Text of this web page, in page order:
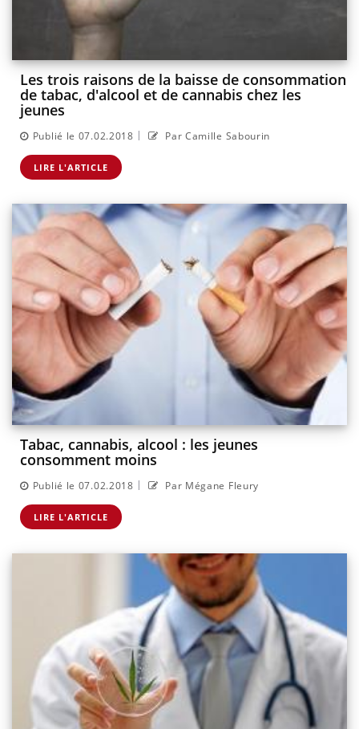
Les trois raisons de la baisse de consommation
de tabac, d'alcool et de cannabis chez les
jeunes
Publié le 07.02.2018 | Par Camille Sabourin
LIRE L'ARTICLE
Tabac, cannabis, alcool : les jeunes
consomment moins
Publié le 07.02.2018 | Par Mégane Fleury
LIRE L'ARTICLE